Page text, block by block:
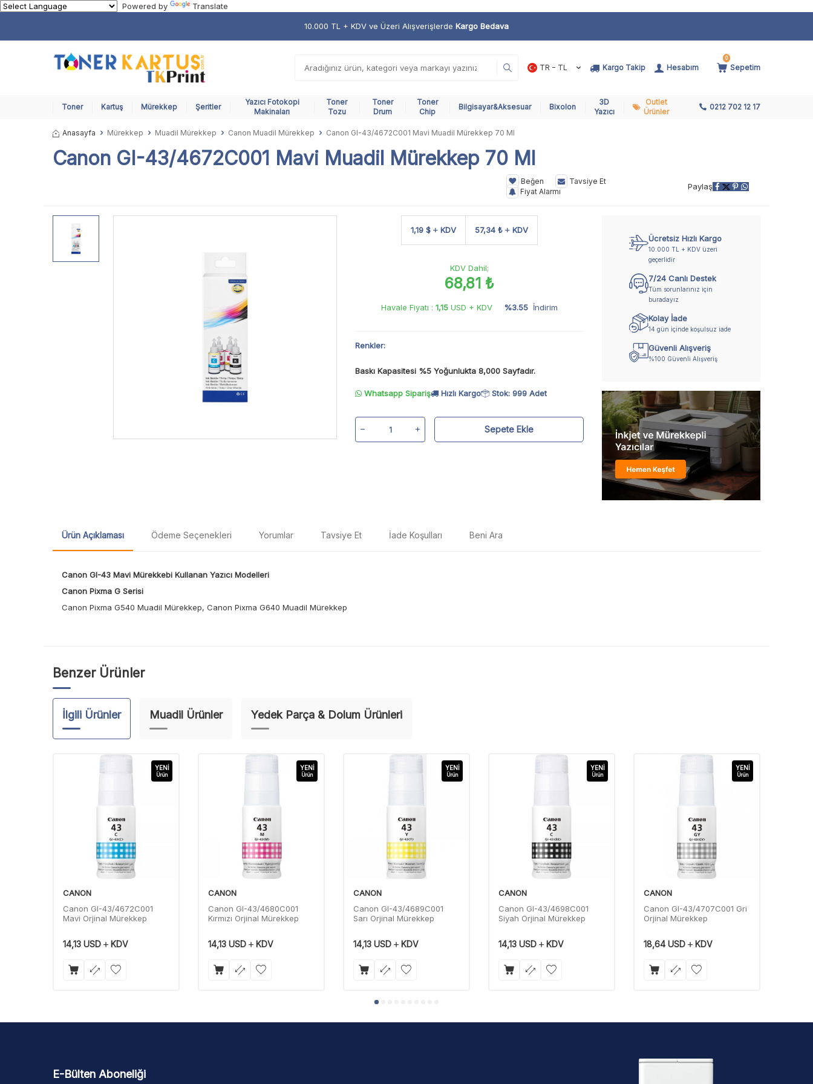
Powered by Translate
10.000 TL + KDV ve Üzeri Alışverişlerde Kargo Bedava
TR − TL Kargo Takip Hesabım
0
Sepetim
Toner Kartuş Mürekkep Şeritler
Yazıcı Fotokopi
Makinaları
Toner
Tozu
Toner
Drum
Toner
Chip
Bilgisayar&Aksesuar Bixolon
3D
Yazıcı
Outlet
Ürünler
0212 702 12 17
Anasayfa Mürekkep Muadil Mürekkep Canon Muadil Mürekkep Canon GI-43/4672C001 Mavi Muadil Mürekkep 70 Ml
Canon GI-43/4672C001 Mavi Muadil Mürekkep 70 Ml
Beğen
Tavsiye Et
Fiyat Alarmı
Paylaş
1,19 $ KDV 57,34 ₺ KDV
KDV Dahil;
68,81 ₺
Havale Fiyatı :1,15 USD + KDV %3.55 İndirim
Renkler:
Baskı Kapasitesi %5 Yoğunlukta 8,000 Sayfadır.
Whatsapp Sipariş Hızlı Kargo Stok: 999 Adet
Sepete Ekle
Ücretsiz Hızlı Kargo
10.000 TL + KDV üzeri
geçerlidir
7/24 Canlı Destek
Tüm sorunlarınız için
buradayız
Kolay İade
14 gün içinde koşulsuz iade
Güvenli Alışveriş
%100 Güvenli Alışveriş
Ürün Açıklaması Ödeme Seçenekleri Yorumlar Tavsiye Et İade Koşulları Beni Ara
Canon GI-43 Mavi Mürekkebi Kullanan Yazıcı Modelleri
Canon Pixma G Serisi
Canon Pixma G540 Muadil Mürekkep, Canon Pixma G640 Muadil Mürekkep
Benzer Ürünler
İlgili Ürünler Muadil Ürünler Yedek Parça & Dolum Ürünleri
YENI
Ürün
CANON
Canon GI-43/4672C001
Mavi Orjinal Mürekkep
14,13 USD KDV
YENI
Ürün
CANON
Canon GI-43/4680C001
Kırmızı Orjinal Mürekkep
14,13 USD KDV
YENI
Ürün
CANON
Canon GI-43/4689C001
Sarı Orjinal Mürekkep
14,13 USD KDV
YENI
Ürün
CANON
Canon GI-43/4698C001
Siyah Orjinal Mürekkep
14,13 USD KDV
YENI
Ürün
CANON
Canon GI-43/4707C001 Gri
Orjinal Mürekkep
18,64 USD KDV
E-Bülten Aboneliği